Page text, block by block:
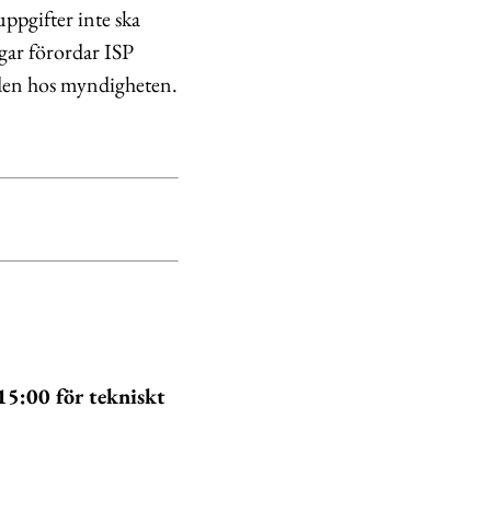
inte ska
förordar ISP
hos myndigheten.
för tekniskt